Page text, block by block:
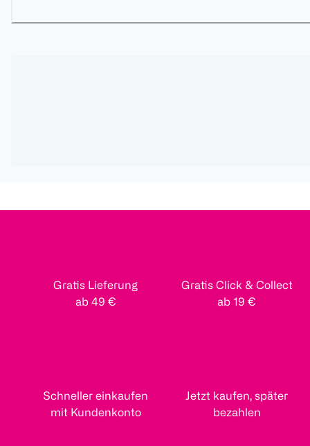
Gratis Lieferung
ab 49 €
Gratis Click & Collect
ab 19 €
Schneller einkaufen
mit Kundenkonto
Jetzt kaufen, später
bezahlen